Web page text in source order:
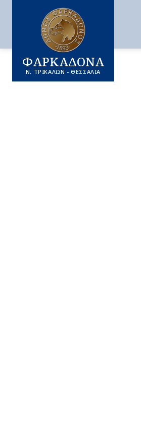
ΦΑΡΚΑΔΟΝΑ
Ν. ΤΡΙΚΑΛΩΝ - ΘΕΣΣΑΛΙΑ